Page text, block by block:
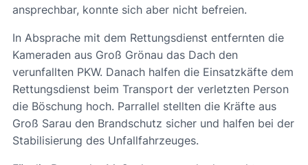
ansprechbar, konnte sich aber nicht befreien.
In Absprache mit dem Rettungsdienst entfernten die
Kameraden aus Groß Grönau das Dach den
verunfallten PKW. Danach halfen die Einsatzkäfte dem
Rettungsdienst beim Transport der verletzten Person
die Böschung hoch. Parrallel stellten die Kräfte aus
Groß Sarau den Brandschutz sicher und halfen bei der
Stabilisierung des Unfallfahrzeuges.